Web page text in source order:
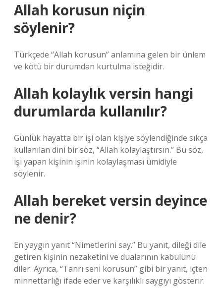
Allah korusun niçin
söylenir?
Türkçede “Allah korusun” anlamına gelen bir ünlem
ve kötü bir durumdan kurtulma isteğidir.
Allah kolaylık versin hangi
durumlarda kullanılır?
Günlük hayatta bir işi olan kişiye söylendiğinde sıkça
kullanılan dini bir söz, “Allah kolaylaştırsın.” Bu söz,
işi yapan kişinin işinin kolaylaşması ümidiyle
söylenir.
Allah bereket versin deyince
ne denir?
En yaygın yanıt “Nimetlerini say.” Bu yanıt, dileği dile
getiren kişinin nezaketini ve dualarının kabulünü
diler. Ayrıca, “Tanrı seni korusun” gibi bir yanıt, içten
minnettarlığı ifade eder ve karşılıklı saygıyı gösterir.